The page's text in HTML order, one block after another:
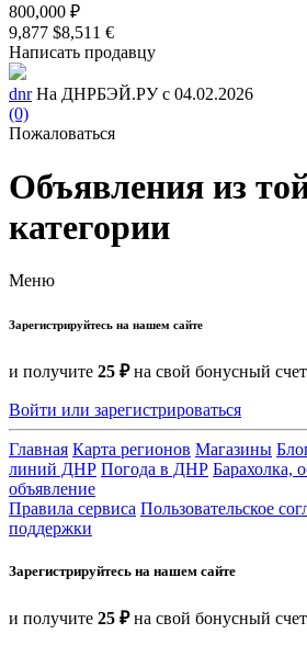
800,000 ₽
9,877 $8,511 €
Написать продавцу
dnr На ДНРБЭЙ.РУ с 04.02.2026
(0)
Пожаловаться
Объявления из
категории
Меню
Зарегистрируйтесь на нашем сайте
и получите 25 ₽на свой бонусный
Войти или зарегистрироваться
Главная Карта регионов Магазины
линий ДНР Погода в ДНР Барахолка,
объявление
Правила сервиса Пользовательское
поддержки
Зарегистрируйтесь на нашем сайте
и получите 25 ₽на свой бонусный